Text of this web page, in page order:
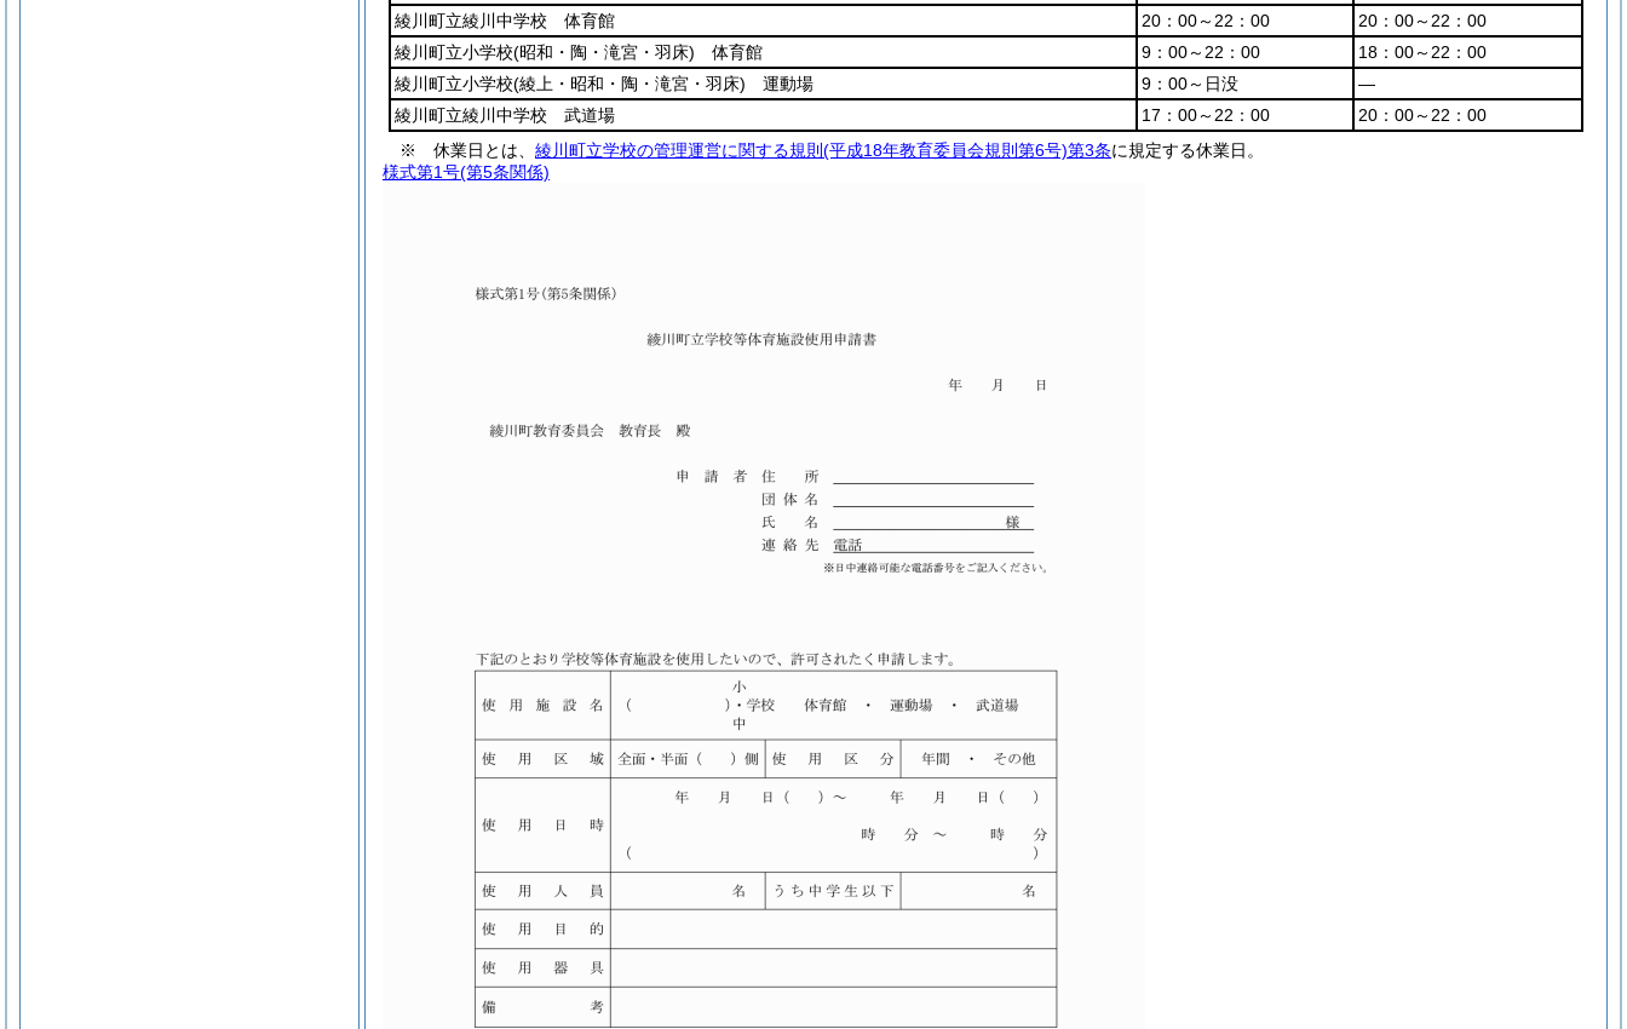
綾川町立綾川中学校 体育館
20：00～22：00
20：00～22：00
綾川町立小学校(昭和・陶・滝宮・羽床) 体育館 9：00～22：00
18：00～22：00
綾川町立小学校(綾上・昭和・陶・滝宮・羽床) 運動場 9：00～日没
―
綾川町立綾川中学校 武道場
17：00～22：00
20：00～22：00
※ 休業日とは、 綾川町立学校の管理運営に関する規則(平成18年教育委員会規則第6号)第3条に規定する休業日。
様式第1号(第5条関係)